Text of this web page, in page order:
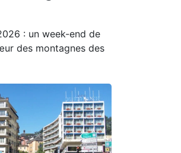
: un week-end de
des montagnes des